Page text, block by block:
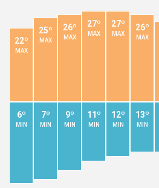
22º
MAX
6º
MIN
25º
MAX
7º
MIN
26º
MAX
9º
MIN
27º
MAX
11º
MIN
27º
MAX
12º
MIN
26º
MAX
13º
MIN